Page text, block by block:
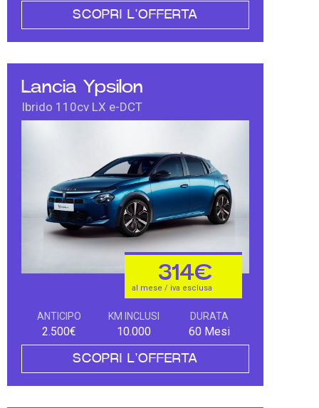
SCOPRI L'OFFERTA
Lancia Ypsilon
Ibrido 110cv LX e-DCT
314€
al mese / iva esclusa
ANTICIPO
2.500€
KM INCLUSI
10.000
DURATA
60 Mesi
SCOPRI L'OFFERTA